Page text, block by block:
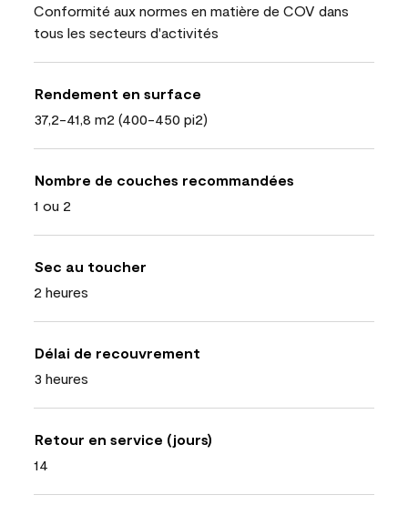
Conformité aux normes en matière de COV dans
tous les secteurs d'activités
Rendement en surface
37,2-41,8 m2 (400-450 pi2)
Nombre de couches recommandées
1 ou 2
Sec au toucher
2 heures
Délai de recouvrement
3 heures
Retour en service (jours)
14